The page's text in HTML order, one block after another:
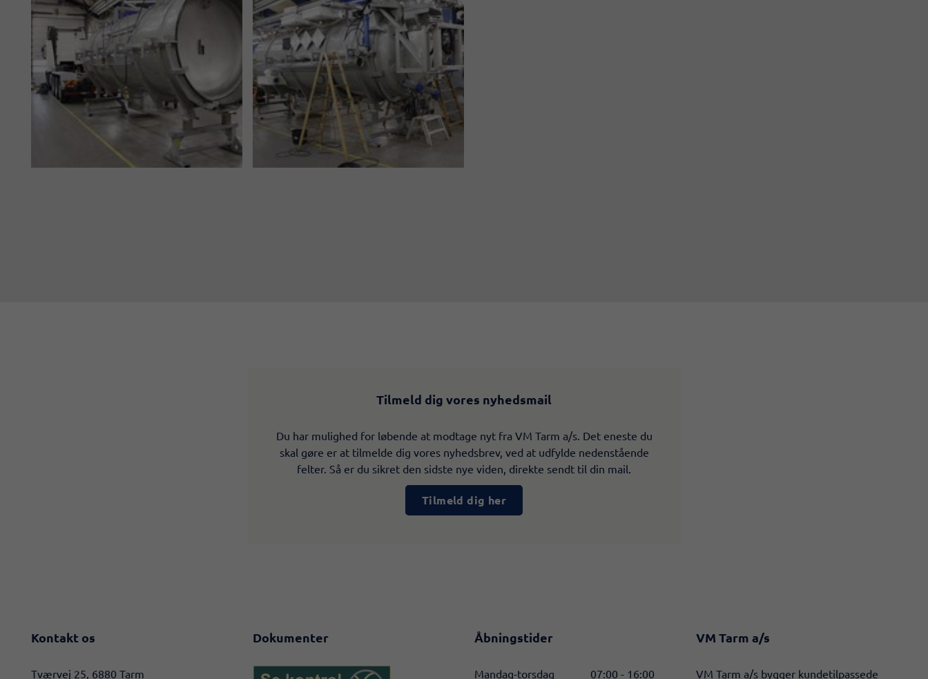
Tilmeld dig vores nyhedsmail
Du har mulighed for løbende at modtage nyt fra VM Tarm a/s. Det eneste du
skal gøre er at tilmelde dig vores nyhedsbrev, ved at udfylde nedenstående
felter. Så er du sikret den sidste nye viden, direkte sendt til din mail.
Tilmeld dig her
Kontakt os
​​Tværvej 25, 6880 Tarm
Dokumenter Åbningstider
Mandag-torsdag 07:00 - 16:00
VM Tarm a/s
​VM Tarm a/s bygger kundetilpassede